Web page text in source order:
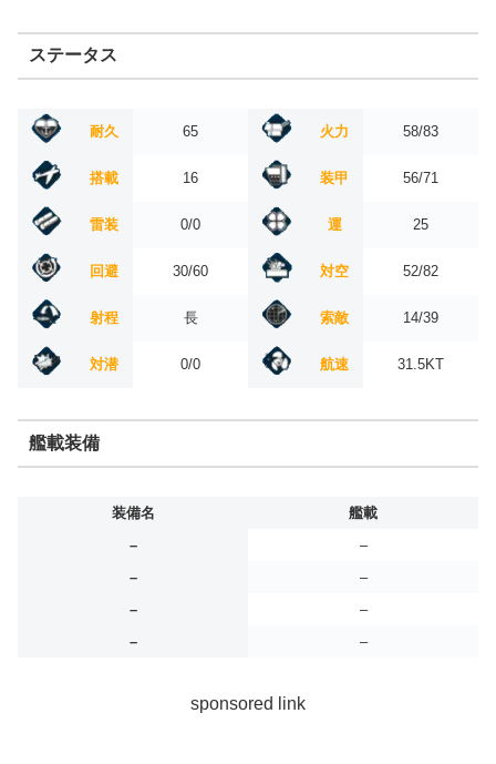
ステータス
耐久 65 火力 58/83
搭載 16 装甲 56/71
雷装 0/0 運 25
回避 30/60 対空 52/82
射程 長 索敵 14/39
対潜 0/0 航速 31.5KT
艦載装備
装備名
艦載
–
–
–
–
–
–
–
–
sponsored link